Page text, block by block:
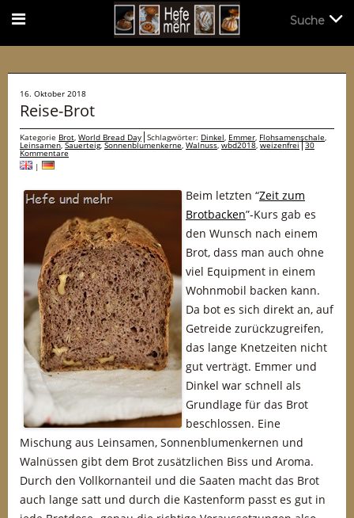
16. Oktober 2018
Reise-Brot
Kategorie Brot, World Bread Day Schlagwörter: Dinkel, Emmer, Flohsamenschale,
Leinsamen,Sauerteig,Sonnenblumenkerne, Walnuss,wbd2018,weizenfrei 30
Kommentare
|
Beim letzten “Zeit zum
Brotbacken”-Kurs gab es
den Wunsch nach einem
Brot, dass man auch ohne
viel Equipment in einem
Wohnmobil backen kann.
Da bot es sich direkt an, auf
Getreide zurückzugreifen,
das lange Knetzeiten nicht
gut verträgt. Emmer und
Dinkel war schnell als
Grundlage für das Brot
beschlossen. Eine
Mischung aus Leinsamen, Sonnenblumenkernen und
Walnüssen gibt dem Brot zusätzlichen Biss und Aroma.
Durch den Vollkornanteil und die Saaten macht das Brot
auch lange satt und durch die Kastenform passt es gut in
Suche
Suche